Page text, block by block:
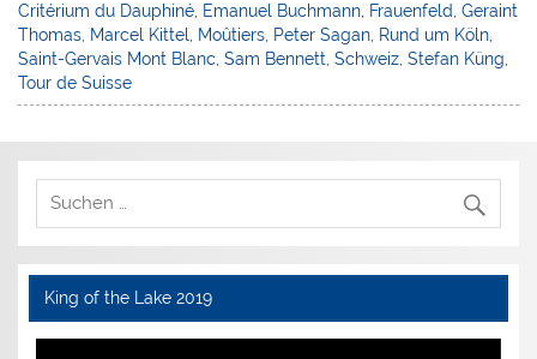
Critérium du Dauphiné, Emanuel Buchmann, Frauenfeld,Geraint
Thomas, Marcel Kittel, Moûtiers, Peter Sagan, Rund um Köln,
Saint-Gervais Mont Blanc,Sam Bennett,Schweiz,Stefan Küng,
Tour de Suisse
King of the Lake 2019
Video-